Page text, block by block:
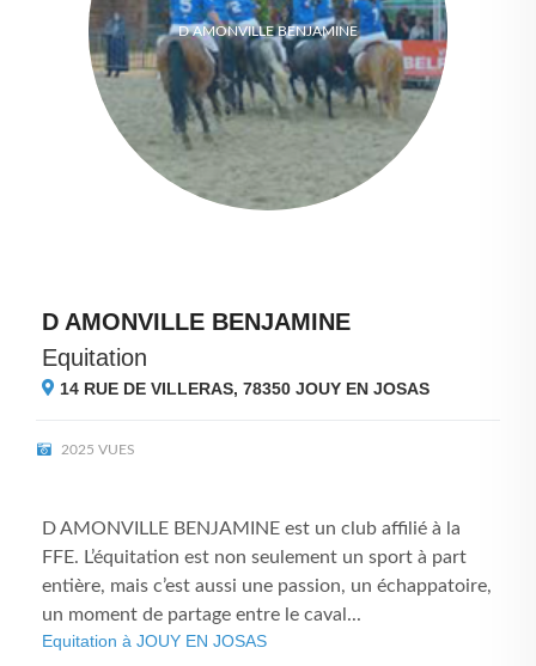
D AMONVILLE BENJAMINE
D AMONVILLE BENJAMINE
Equitation
14 RUE DE VILLERAS, 78350 JOUY EN JOSAS
2025 VUES
D AMONVILLE BENJAMINE est un club affilié à la
FFE. L’équitation est non seulement un sport à part
entière, mais c’est aussi une passion, un échappatoire,
un moment de partage entre le caval...
Equitation à JOUY EN JOSAS